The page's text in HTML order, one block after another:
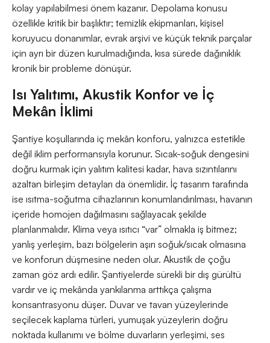
kolay yapılabilmesi önem kazanır. Depolama konusu
özellikle kritik bir başlıktır; temizlik ekipmanları, kişisel
koruyucu donanımlar, evrak arşivi ve küçük teknik parçalar
için ayrı bir düzen kurulmadığında, kısa sürede dağınıklık
kronik bir probleme dönüşür.
Isı Yalıtımı, Akustik Konfor ve İç
Mekân İklimi
Şantiye koşullarında iç mekân konforu, yalnızca estetikle
değil iklim performansıyla korunur. Sıcak-soğuk dengesini
doğru kurmak için yalıtım kalitesi kadar, hava sızıntılarını
azaltan birleşim detayları da önemlidir. İç tasarım tarafında
ise ısıtma-soğutma cihazlarının konumlandırılması, havanın
içeride homojen dağılmasını sağlayacak şekilde
planlanmalıdır. Klima veya ısıtıcı “var” olmakla iş bitmez;
yanlış yerleşim, bazı bölgelerin aşırı soğuk/sıcak olmasına
ve konforun düşmesine neden olur. Akustik de çoğu
zaman göz ardı edilir. Şantiyelerde sürekli bir dış gürültü
vardır ve iç mekânda yankılanma arttıkça çalışma
konsantrasyonu düşer. Duvar ve tavan yüzeylerinde
seçilecek kaplama türleri, yumuşak yüzeylerin doğru
noktada kullanımı ve bölme duvarların yerleşimi, ses